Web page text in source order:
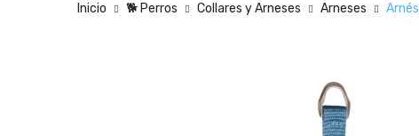
Inicio 🐕 Perros Collares y Arneses Arneses